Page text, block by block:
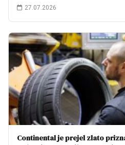
27.07.2026
Continental je prejel zlato